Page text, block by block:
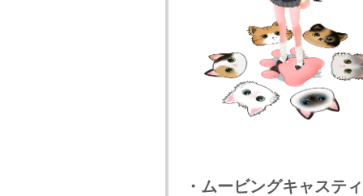
・ムービングキャステ